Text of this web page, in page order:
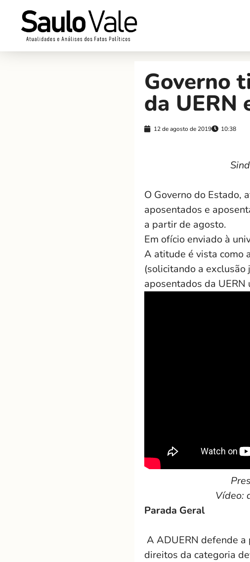
Governo
da UERN
12 de agosto de 2019 10:38
O Governo do Estado,
aposentados e
a partir de agosto.
Em ofício enviado à
A atitude é vista como
(solicitando a
aposentados da
Vídeo:
Parada Geral
A ADUERN defende a
direitos da categoria